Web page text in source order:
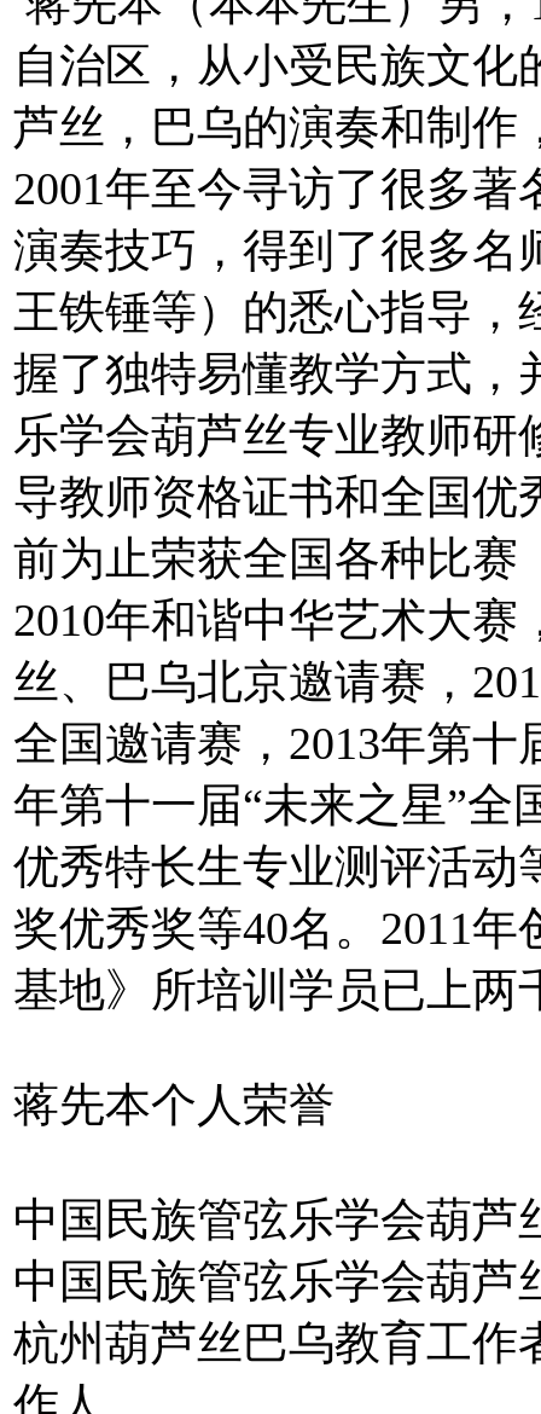
自治区，从小受民族文
芦丝，巴乌的演奏和制作
2001年至今寻访了很多
演奏技巧，得到了很多名
王铁锤等）的悉心指导，
握了独特易懂教学方式，
乐学会葫芦丝专业教师
导教师资格证书和全国优
前为止荣获全国各种比赛
2010年和谐中华艺术大
丝、巴乌北京邀请赛，
全国邀请赛，2013年第
年第十一届“未来之星”全
优秀特长生专业测评活动
奖优秀奖等40名。2011
基地》所培训学员已上两
蒋先本个人荣誉
中国民族管弦乐学会葫芦
中国民族管弦乐学会葫芦
杭州葫芦丝巴乌教育工作